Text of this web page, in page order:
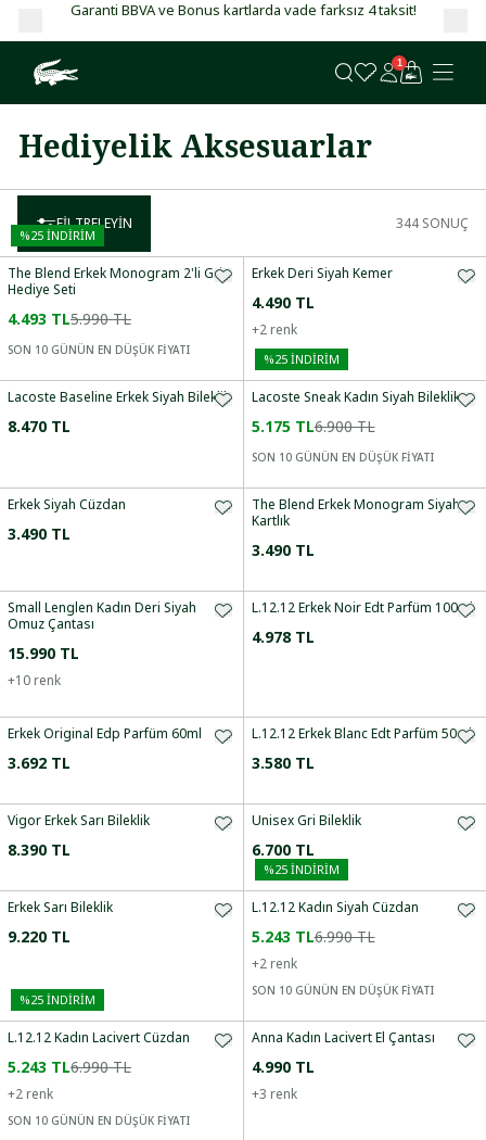
Garanti BBVA ve Bonus kartlarda vade farksız 4 taksit!
1
Hediyelik Aksesuarlar
FILTRELEYIN 344 SONUÇ
%25 İNDİRİM
The Blend Erkek Monogram 2'li Gri
Hediye Seti
4.493 TL5.990 TL
SON 10 GÜNÜN EN DÜŞÜK FİYATI
Erkek Deri Siyah Kemer
4.490 TL
+2 renk
Lacoste Baseline Erkek Siyah Bileklik
8.470 TL
%25İNDİRİM
Lacoste Sneak Kadın Siyah Bileklik
5.175 TL6.900 TL
SON 10 GÜNÜN EN DÜŞÜK FİYATI
Erkek Siyah Cüzdan
3.490 TL
The Blend Erkek Monogram Siyah
Kartlık
3.490 TL
Small Lenglen Kadın Deri Siyah
Omuz Çantası
15.990 TL
+10 renk
L.12.12 Erkek Noir Edt Parfüm 100ml
4.978 TL
Erkek Original Edp Parfüm 60ml
3.692 TL
L.12.12 Erkek Blanc Edt Parfüm 50ml
3.580 TL
Vigor Erkek Sarı Bileklik
8.390 TL
Unisex Gri Bileklik
6.700 TL
Erkek Sarı Bileklik
9.220 TL
%25İNDİRİM
L.12.12 Kadın Siyah Cüzdan
5.243 TL6.990 TL
+2 renk
SON 10 GÜNÜN EN DÜŞÜK FİYATI
%25 İNDİRİM
L.12.12 Kadın Lacivert Cüzdan
5.243 TL6.990 TL
+2 renk
SON 10 GÜNÜN EN DÜŞÜK FİYATI
Anna Kadın Lacivert El Çantası
4.990 TL
+3 renk